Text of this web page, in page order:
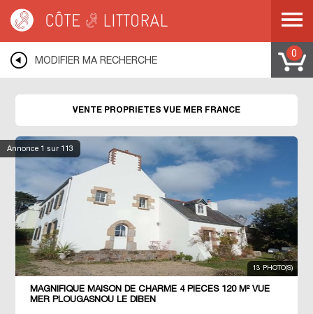
MODIFIER MA RECHERCHE
0
Annonce 1 sur 113
VENTE PROPRIETES VUE MER FRANCE
13 PHOTO(S)
MAGNIFIQUE MAISON DE CHARME 4 PIECES 120 M² VUE
MER PLOUGASNOU LE DIBEN